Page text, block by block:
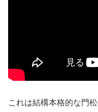
これは結構本格的な門